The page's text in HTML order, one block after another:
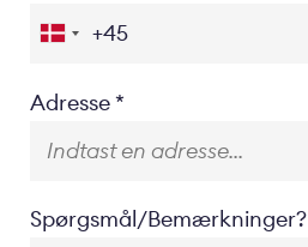
Location
Adresse
Spørgsmål/Bemærkninger?